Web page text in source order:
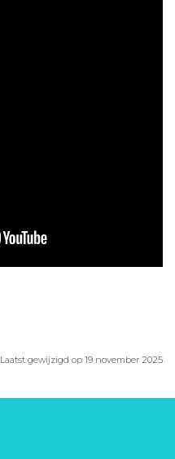
Laatst gewijzigd op 19 november 2025